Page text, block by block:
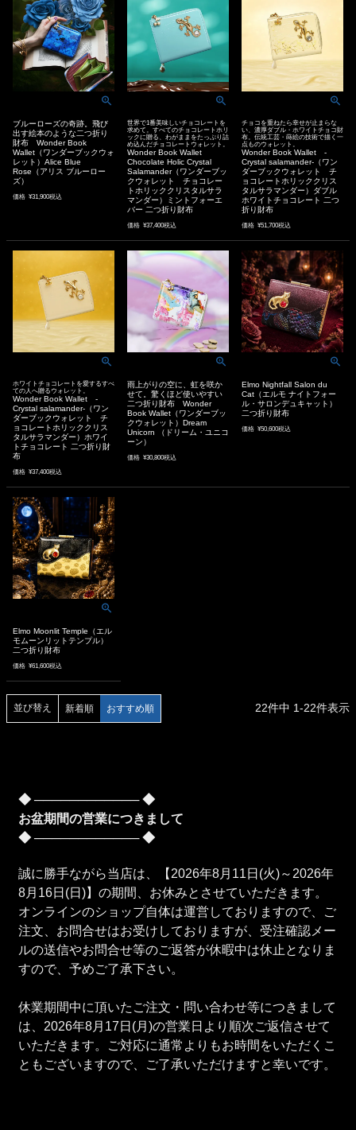
ブルーローズの奇跡。飛び
出す絵本のような二つ折り
財布 Wonder Book
Wallet（ワンダーブックウォ
レット）Alice Blue
Rose（アリス ブルーロー
ズ）
価格 ¥31,900税込
世界で1番美味しいチョコレートを
求めて。すべてのチョコレートホリ
ックに贈る、わがままをたっぷり詰
め込んだチョコレートウォレット。
Wonder Book Wallet
Chocolate Holic Crystal
Salamander（ワンダーブッ
クウォレット チョコレー
トホリッククリスタルサラ
マンダー）ミントフォーエ
バー 二つ折り財布
価格 ¥37,400税込
チョコを重ねたら幸せが止まらな
い、濃厚ダブル・ホワイトチョコ財
布。伝統工芸・蒔絵の技術で描く一
点ものウォレット。
Wonder Book Wallet -
Crystal salamander-（ワン
ダーブックウォレット チ
ョコレートホリッククリス
タルサラマンダー）ダブル
ホワイトチョコレート 二つ
折り財布
価格 ¥51,700税込
ホワイトチョコレートを愛するすべ
ての人へ贈るウォレット。
Wonder Book Wallet -
Crystal salamander-（ワン
ダーブックウォレット チ
ョコレートホリッククリス
タルサラマンダー）ホワイ
トチョコレート 二つ折り財
布
価格 ¥37,400税込
雨上がりの空に、虹を咲か
せて。驚くほど使いやすい
二つ折り財布 Wonder
Book Wallet（ワンダーブッ
クウォレット）Dream
Unicorn （ドリーム・ユニコ
ーン）
価格 ¥30,800税込
Elmo Nightfall Salon du
Cat（エルモ ナイトフォー
ル・サロンデュキャット）
二つ折り財布
価格 ¥50,600税込
Elmo Moonlit Temple（エル
モムーンリットテンプル）
二つ折り財布
価格 ¥61,600税込
並び替え 新着順 おすすめ順 22件中 1-22件表示
◆ ──────────── ◆
お盆期間の営業につきまして
◆ ──────────── ◆
誠に勝手ながら当店は、【2026年8月11日(火)～2026年
8月16日(日)】の期間、お休みとさせていただきます。
オンラインのショップ自体は運営しておりますので、ご
注文、お問合せはお受けしておりますが、受注確認メー
ルの送信やお問合せ等のご返答が休暇中は休止となりま
すので、予めご了承下さい。
休業期間中に頂いたご注文・問い合わせ等につきまして
は、2026年8月17日(月)の営業日より順次ご返信させて
いただきます。ご対応に通常よりもお時間をいただくこ
ともございますので、ご了承いただけますと幸いです。